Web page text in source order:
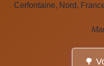
Cerfontaine, Nord,
🌳